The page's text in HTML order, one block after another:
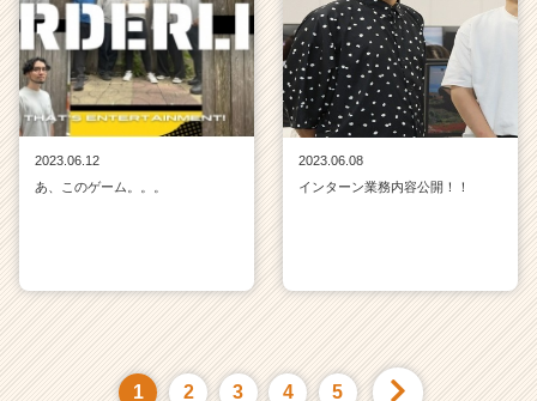
2023.06.12
あ、このゲーム。。。
2023.06.08
インターン業務内容公開！！
1 2 3 4 5